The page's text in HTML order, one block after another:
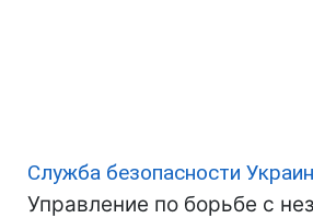
Служба безопасности
Управление по борьбе с